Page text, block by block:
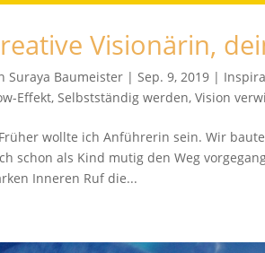
Visionärin,
Suraya Baumeister | Sep. 9, 2019 |
Effekt, Selbstständig werden,Vision
wollte ich Anführerin sein. Wir
schon als Kind mutig den Weg
Inneren Ruf die...